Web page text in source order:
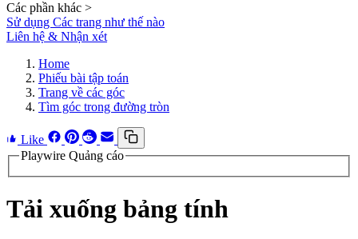
Các phần khác >
Sử dụng Các trang như thế nào
Liên hệ & Nhận xét
Home
Phiếu bài tập toán
Trang về các góc
Tìm góc trong đường tròn
Like
Playwire Quảng cáo
Tải xuống bảng tính